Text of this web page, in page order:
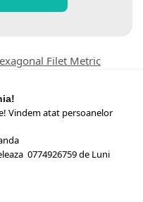
Filet Metric
Vindem atat persoanelor
0774926759 de Luni